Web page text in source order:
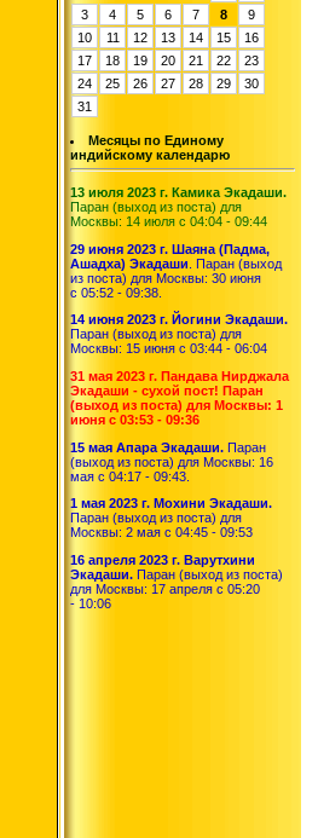
3
4 5 6 7 8
9
10
11 12 13 14 15
16
17
18 19 20 21 22
23
24
25 26 27 28 29
30
31
Месяцы по Единому
индийскому календарю
13 июля 2023 г. Камика Экадаши.
Паран (выход из поста) для
Москвы: 14 июля с 04:04 - 09:44
29 июня 2023 г. Шаяна (Падма,
Ашадха) Экадаши . Паран (выход
из поста) для Москвы: 30 июня
с 05:52 - 09:38.
14 июня 2023 г. Йогини Экадаши.
Паран (выход из поста) для
Москвы: 15 июня с 03:44 - 06:04
31 мая 2023 г. Пандава Нирджала
Экадаши - сухой пост! Паран
(выход из поста) для Москвы: 1
июня с 03:53 - 09:36
15 мая Апара Экадаши. Паран
(выход из поста) для Москвы: 16
мая с 04:17 - 09:43.
1 мая 2023 г. Мохини Экадаши.
Паран (выход из поста) для
Москвы: 2 мая с 04:45 - 09:53
16 апреля 2023 г. Варутхини
Экадаши. Паран (выход из поста)
для Москвы: 17 апреля с 05:20
- 10:06